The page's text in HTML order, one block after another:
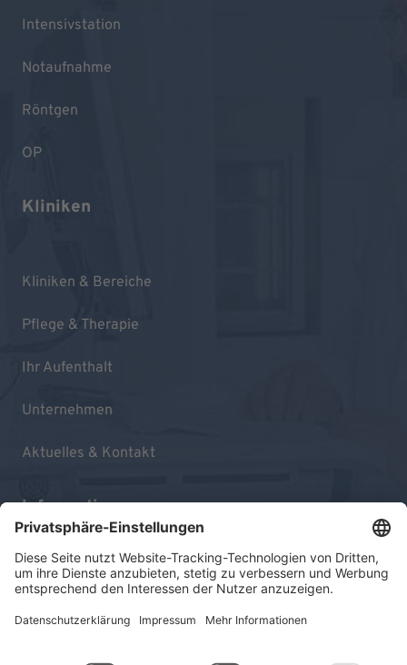
Intensivstation
Notaufnahme
Röntgen
OP
Kliniken
Kliniken & Bereiche
Pflege & Therapie
Ihr Aufenthalt
Unternehmen
Aktuelles & Kontakt
Informationen
Impressum
Datenschutz